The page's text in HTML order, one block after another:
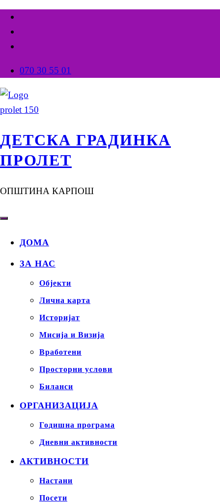
070 30 55 01
ДЕТСКА ГРАДИНКА
ПРОЛЕТ
ОПШТИНА КАРПОШ
ДОМА
ЗА НАС
Објекти
Лична карта
Историјат
Мисија и Визија
Вработени
Просторни услови
Биланси
ОРГАНИЗАЦИЈА
Годишна програма
Дневни активности
АКТИВНОСТИ
Настани
Посети